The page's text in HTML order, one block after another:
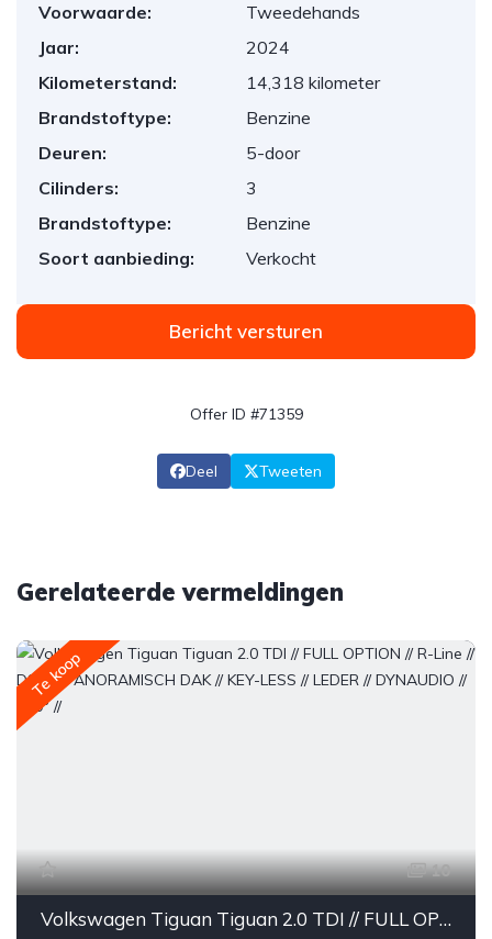
Voorwaarde:
Tweedehands
Jaar:
2024
Kilometerstand:
14,318 kilometer
Brandstoftype:
Benzine
Deuren:
5-door
Cilinders:
3
Brandstoftype:
Benzine
Soort aanbieding:
Verkocht
Bericht versturen
Offer ID #71359
Deel Tweeten
Gerelateerde vermeldingen
Te koop
10
Volkswagen Tiguan Tiguan 2.0 TDI // FULL OPTION // R-Line // DSG // PANORAMISCH DAK // KEY-LESS // LEDER // DYNAUDIO // 360° //